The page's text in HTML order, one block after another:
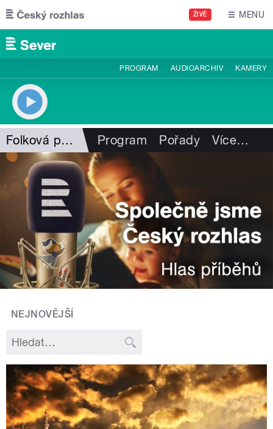
Přejít k hlavnímu obsahu
ŽIVĚ MENU
PROGRAM AUDIOARCHIV KAMERY
Folková pohlazení Program Pořady Více…
NEJNOVĚJŠÍ